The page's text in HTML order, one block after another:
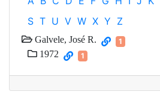
S T U V W X Y Z
Galvele, José R. 1
1972 1